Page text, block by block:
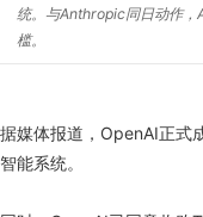
统。与Anthropic同日动作，
槛。
据媒体报道，OpenAI正式
智能系统。